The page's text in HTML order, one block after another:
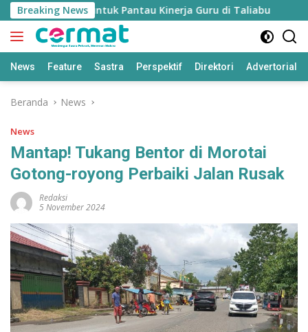
Langsung
ke
konten
Breaking News
Disiapkan untuk Pantau Kinerja Guru di Taliabu
News Feature Sastra Perspektif Direktori Advertorial
Beranda News
News
Mantap! Tukang Bentor di Morotai
Gotong-royong Perbaiki Jalan Rusak
Redaksi
5 November 2024